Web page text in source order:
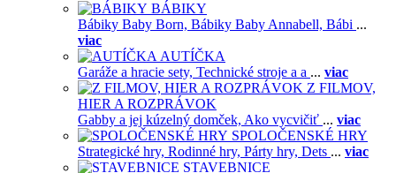
BÁBIKY
Bábiky Baby Born, Bábiky Baby Annabell, Bábi ...
viac
AUTÍČKA
Garáže a hracie sety, Technické stroje a a ... viac
Z FILMOV,
HIER A ROZPRÁVOK
Gabby a jej kúzelný domček, Ako vycvičiť ... viac
SPOLOČENSKÉ HRY
Strategické hry, Rodinné hry, Párty hry, Dets ... viac
STAVEBNICE